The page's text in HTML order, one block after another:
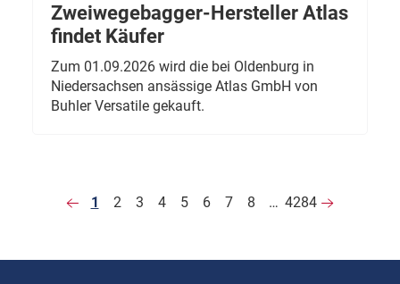
Zweiwegebagger-Hersteller Atlas
findet Käufer
Zum 01.09.2026 wird die bei Oldenburg in
Niedersachsen ansässige Atlas GmbH von
Buhler Versatile gekauft.
1 2 3 4 5 6 7 8 … 4284